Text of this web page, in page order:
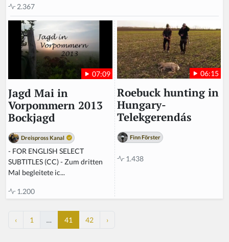
2.367
07:09
Jagd Mai in
Vorpommern 2013
Bockjagd
Dreispross Kanal
- FOR ENGLISH SELECT
SUBTITLES (CC) - Zum dritten
Mal begleitete ic...
1.200
06:15
Roebuck hunting in
Hungary-
Telekgerendás
Finn Förster
1.438
‹ 1 … 41 42 ›